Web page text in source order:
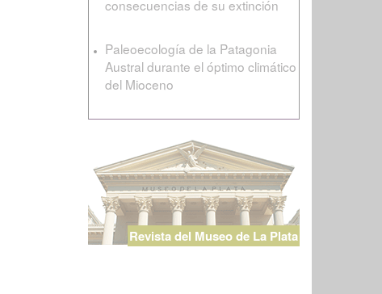
consecuencias de su extinción
Paleoecología de la Patagonia
Austral durante el óptimo climático
del Mioceno
Revista del Museo de La Plata